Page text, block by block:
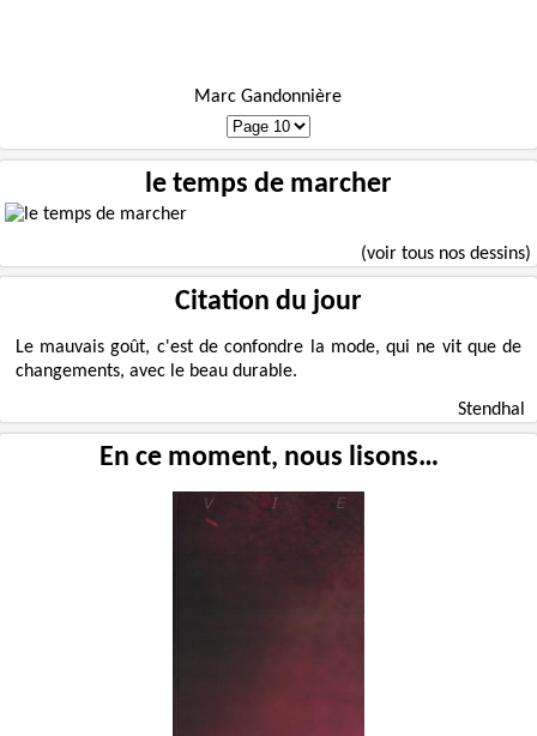
Marc Gandonnière
le temps de marcher
(voir tous nos dessins)
Citation du jour
Le mauvais goût, c'est de confondre la mode, qui ne vit que de
changements, avec le beau durable.
Stendhal
En ce moment, nous lisons…